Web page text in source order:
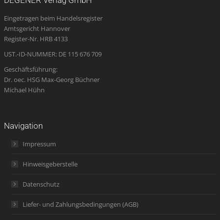
in
new
window
in
new
window
in
new
window
opens
in
new
window
in
new
Eingetragen beim Handelsregister
Amtsgericht Hannover
Register-Nr. HRB 4133
UST.-ID-NUMMER: DE 115 676 709
Geschäftsführung:
Dr. oec. HSG Max-Georg Büchner
Michael Hühn
Navigation
Impressum
Hinweisgeberstelle
Datenschutz
Liefer- und Zahlungsbedingungen (AGB)